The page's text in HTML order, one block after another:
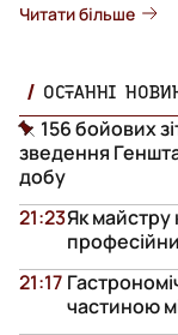
Читати більше
ОСТАННІ
156 бойових
зведення
добу
Як майстру
21:23
частиною
21:17